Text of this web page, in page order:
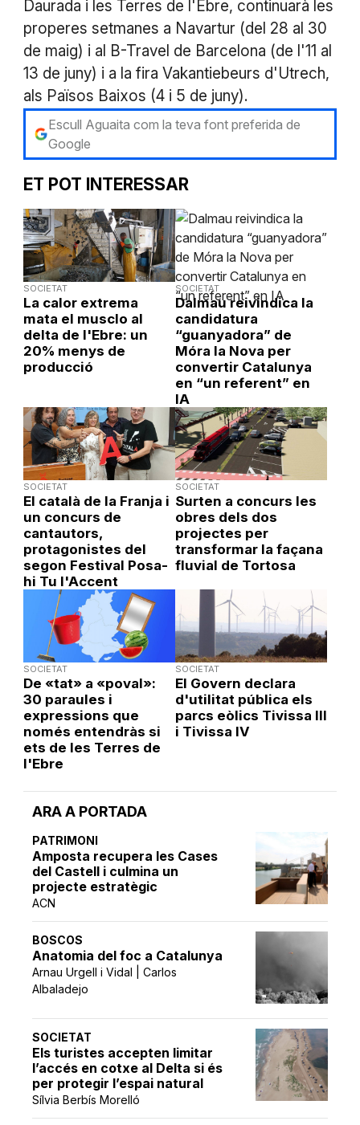
ARA A PORTADA
PATRIMONI
Amposta recupera les Cases
del Castell i culmina un
projecte estratègic
ACN
BOSCOS
Anatomia del foc a Catalunya
Arnau Urgell i Vidal | Carlos
Albaladejo
SOCIETAT
Els turistes accepten limitar
l’accés en cotxe al Delta si és
per protegir l’espai natural
Sílvia Berbís Morelló
Daurada i les Terres de l'Ebre, continuarà les
properes setmanes a Navartur (del 28 al 30
de maig) i al B-Travel de Barcelona (de l'11 al
13 de juny) i a la fira Vakantiebeurs d'Utrech,
als Països Baixos (4 i 5 de juny).
Escull Aguaita com la teva font preferida de
Google
ET POT INTERESSAR
SOCIETAT
La calor extrema
mata el musclo al
delta de l'Ebre: un
20% menys de
producció
SOCIETAT
Dalmau reivindica la
candidatura
“guanyadora” de
Móra la Nova per
convertir Catalunya
en “un referent” en
IA
SOCIETAT
El català de la Franja i
un concurs de
cantautors,
protagonistes del
segon Festival Posa-
hi Tu l'Accent
SOCIETAT
Surten a concurs les
obres dels dos
projectes per
transformar la façana
fluvial de Tortosa
SOCIETAT
De «tat» a «poval»:
30 paraules i
expressions que
només entendràs si
ets de les Terres de
l'Ebre
SOCIETAT
El Govern declara
d'utilitat pública els
parcs eòlics Tivissa III
i Tivissa IV